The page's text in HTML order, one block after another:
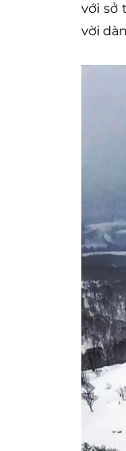
với sở
vời